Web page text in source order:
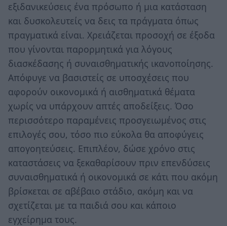
εξιδανικεύσεις ένα πρόσωπο ή μια κατάσταση
και δυσκολευτείς να δεις τα πράγματα όπως
πραγματικά είναι. Χρειάζεται προσοχή σε έξοδα
που γίνονται παρορμητικά για λόγους
διασκέδασης ή συναισθηματικής ικανοποίησης.
Απόφυγε να βασιστείς σε υποσχέσεις που
αφορούν οικονομικά ή αισθηματικά θέματα
χωρίς να υπάρχουν απτές αποδείξεις. Όσο
περισσότερο παραμένεις προσγειωμένος στις
επιλογές σου, τόσο πιο εύκολα θα αποφύγεις
απογοητεύσεις. Επιπλέον, δώσε χρόνο στις
καταστάσεις να ξεκαθαρίσουν πριν επενδύσεις
συναισθηματικά ή οικονομικά σε κάτι που ακόμη
βρίσκεται σε αβέβαιο στάδιο, ακόμη και να
σχετίζεται με τα παιδιά σου και κάποιο
εγχείρημα τους.